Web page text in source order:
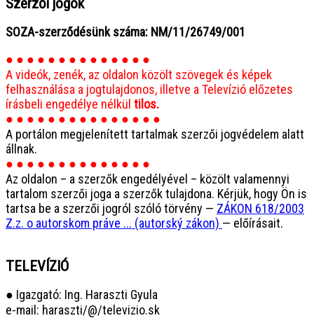
Szerzői jogok
SOZA-szerződésünk száma: NM/11/26749/001
● ● ● ● ● ● ● ● ● ● ● ● ● ●
A videók, zenék, az oldalon közölt szövegek és képek
felhasználása a jogtulajdonos, illetve a Televízió előzetes
írásbeli engedélye nélkül tilos.
● ● ● ● ● ● ● ● ● ● ● ● ● ● ●
A portálon megjelenített tartalmak szerzői jogvédelem alatt
állnak.
● ● ● ● ● ● ● ● ● ● ● ● ● ●
Az oldalon – a szerzők engedélyével – közölt valamennyi
tartalom szerzői joga a szerzők tulajdona. Kérjük, hogy Ön is
tartsa be a szerzői jogról szóló törvény — ZÁKON 618/2003
Z.z. o autorskom práve ... (autorský zákon) — előírásait.
TELEVÍZIÓ
● Igazgató: Ing. Haraszti Gyula
e-mail: haraszti/@/televizio.sk